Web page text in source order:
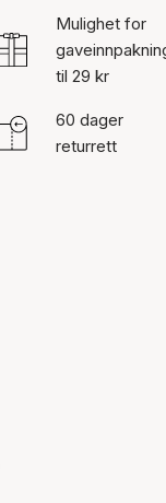
Mulighet for
til 29 kr
60 dager
returrett